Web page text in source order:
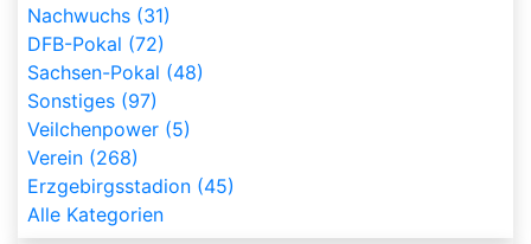
Nachwuchs (31)
DFB-Pokal (72)
Sachsen-Pokal (48)
Sonstiges (97)
Veilchenpower (5)
Verein (268)
Erzgebirgsstadion (45)
Alle Kategorien